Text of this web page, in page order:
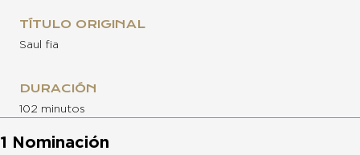
TÍTULO ORIGINAL
Saul fia
DURACIÓN
102 minutos
1 Nominación